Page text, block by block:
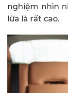
nghiệm nhìn
lừa là rất cao.